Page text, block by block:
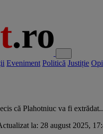
Eveniment Politică Justiție
că Plahotniuc va fi
la: 28 august 2025,